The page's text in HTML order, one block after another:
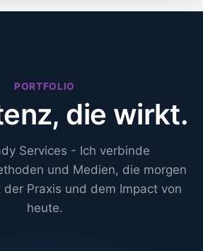
PORTFOLIO
die wirkt.
Services - Ich verbinde
und Medien, die morgen
Praxis und dem Impact von
heute.
Realität. Ich begleite Sie